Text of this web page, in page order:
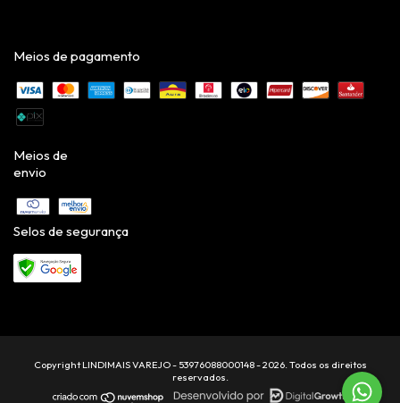
Meios de pagamento
Meios de
envio
Selos de segurança
Copyright LINDIMAIS VAREJO - 53976088000148 - 2026. Todos os direitos
reservados.